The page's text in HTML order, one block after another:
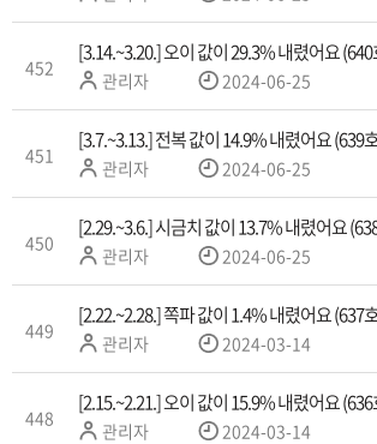
성
자
452
[3.14.~3.20.] 오이 값이 29.3% 내렸어요
작
성
자
관리자 2024-06-25
451
[3.7.~3.13.] 전복 값이 14.9% 내렸어요 (639
작
성
자
관리자 2024-06-25
450
[2.29.~3.6.] 시금치 값이 13.7% 내렸어요
작
성
자
관리자 2024-06-25
449
[2.22.~2.28.] 쪽파 값이 1.4% 내렸어요 (637
작
성
자
관리자 2024-03-14
448
[2.15.~2.21.] 오이 값이 15.9% 내렸어요
작
관리자 2024-03-14